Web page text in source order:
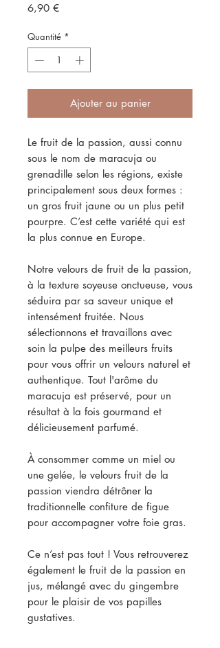
6,90 €Prix
Quantité *
Ajouter au panier
Le fruit de la passion, aussi connu
sous le nom de maracuja ou
grenadille selon les régions, existe
principalement sous deux formes :
un gros fruit jaune ou un plus petit
pourpre. C’est cette variété qui est
la plus connue en Europe.
Notre velours de fruit de la passion,
à la texture soyeuse onctueuse, vous
séduira par sa saveur unique et
intensément fruitée. Nous
sélectionnons et travaillons avec
soin la pulpe des meilleurs fruits
pour vous offrir un velours naturel et
authentique. Tout l'arôme du
maracuja est préservé, pour un
résultat à la fois gourmand et
délicieusement parfumé.
À consommer comme un miel ou
une gelée, le velours fruit de la
passion viendra détrôner la
traditionnelle confiture de figue
pour accompagner votre foie gras.
Ce n’est pas tout ! Vous retrouverez
également le fruit de la passion en
jus, mélangé avec du gingembre
pour le plaisir de vos papilles
gustatives.